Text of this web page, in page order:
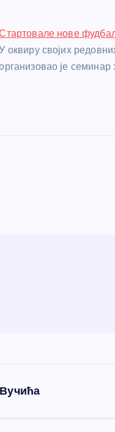
нове
оквиру својих
је семинар